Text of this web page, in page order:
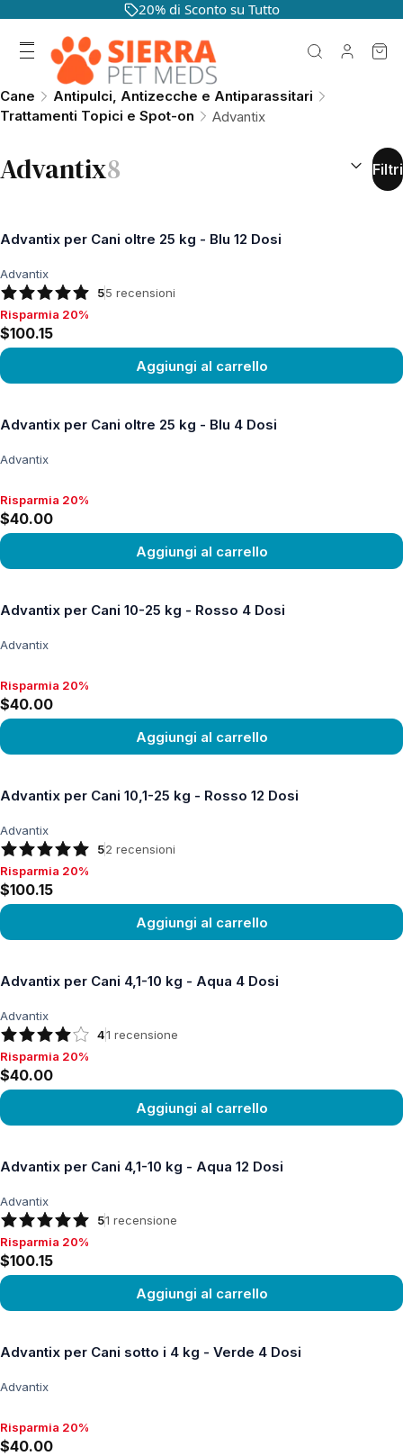
20% di Sconto su Tutto
Cane
Antipulci, Antizecche e Antiparassitari
Trattamenti Topici e Spot-on
Advantix
Advantix8 ORDINA
Filtri
Advantix per Cani oltre 25 kg - Blu 12 Dosi
Advantix
55 recensioni
Risparmia 20%, $100.15
Risparmia 20%
$100.15
Aggiungi al carrello
Advantix per Cani oltre 25 kg - Blu 4 Dosi
Advantix
Risparmia 20%, $40.00
Risparmia 20%
$40.00
Aggiungi al carrello
Advantix per Cani 10-25 kg - Rosso 4 Dosi
Advantix
Risparmia 20%, $40.00
Risparmia 20%
$40.00
Aggiungi al carrello
Advantix per Cani 10,1-25 kg - Rosso 12 Dosi
Advantix
52 recensioni
Risparmia 20%, $100.15
Risparmia 20%
$100.15
Aggiungi al carrello
Advantix per Cani 4,1-10 kg - Aqua 4 Dosi
Advantix
41 recensione
Risparmia 20%, $40.00
Risparmia 20%
$40.00
Aggiungi al carrello
Advantix per Cani 4,1-10 kg - Aqua 12 Dosi
Advantix
51 recensione
Risparmia 20%, $100.15
Risparmia 20%
$100.15
Aggiungi al carrello
Advantix per Cani sotto i 4 kg - Verde 4 Dosi
Advantix
Risparmia 20%, $40.00
Risparmia 20%
$40.00